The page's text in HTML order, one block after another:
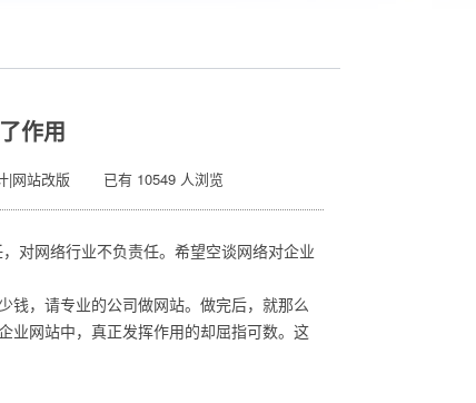
作用
|网站改版 已有 10549 人浏览
对网络行业不负责任。希望空谈网络对企业
钱，请专业的公司做网站。做完后，就那么
业网站中，真正发挥作用的却屈指可数。这